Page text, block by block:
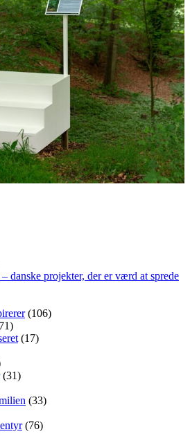
danske projekter, der er værd at sprede
(106)
(17)
(31)
(33)
(76)